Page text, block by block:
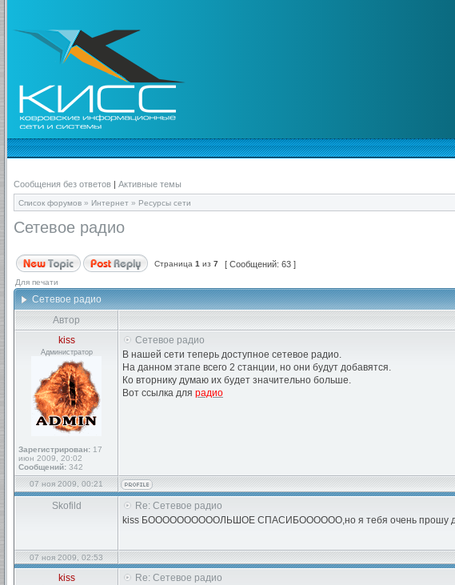
Сообщения без ответов | Активные темы
Список форумов » Интернет » Ресурсы сети
Сетевое радио
Страница 1 из 7 [ Сообщений: 63 ]
Для печати
Сетевое радио
Автор
kiss
Администратор
Зарегистрирован: 17
июн 2009, 20:02
Сообщений: 342
Сетевое радио
В нашей сети теперь доступное сетевое радио.
На данном этапе всего 2 станции, но они будут добавятся.
Ко вторнику думаю их будет значительно больше.
Вот ссылка для радио
07 ноя 2009, 00:21
Skofild
Re: Сетевое радио
kiss БООООООООООЛЬШОЕ СПАСИБОООООО,но я тебя очень прошу
07 ноя 2009, 02:53
kiss
Re: Сетевое радио